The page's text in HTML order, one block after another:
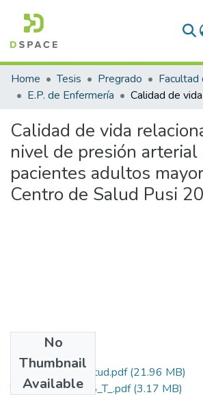
Communities & Collections
All of DSpace
Home Tesis Pregrado
E.P. de Enfermería
Calidad de vida
nivel de presión arterial
pacientes adultos
Centro de Salud Pusi
No
Thumbnail
Available
Grado de Similitud.pdf(21.96 MB)
T036_72366538_T_.pdf(3.17 MB)